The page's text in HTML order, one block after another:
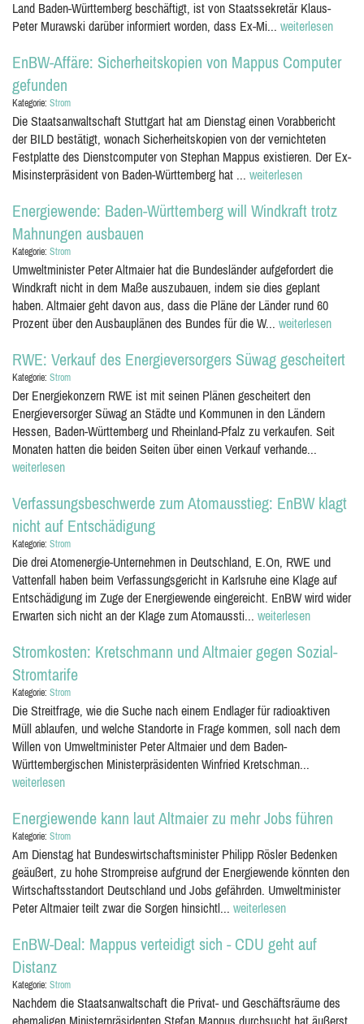
Land Baden-Württemberg beschäftigt, ist von Staatssekretär Klaus-
Peter Murawski darüber informiert worden, dass Ex-Mi... weiterlesen
EnBW-Affäre: Sicherheitskopien von Mappus Computer
gefunden
Kategorie: Strom
Die Staatsanwaltschaft Stuttgart hat am Dienstag einen Vorabbericht
der BILD bestätigt, wonach Sicherheitskopien von der vernichteten
Festplatte des Dienstcomputer von Stephan Mappus existieren. Der Ex-
Misinsterpräsident von Baden-Württemberg hat ... weiterlesen
Energiewende: Baden-Württemberg will Windkraft trotz
Mahnungen ausbauen
Kategorie: Strom
Umweltminister Peter Altmaier hat die Bundesländer aufgefordert die
Windkraft nicht in dem Maße auszubauen, indem sie dies geplant
haben. Altmaier geht davon aus, dass die Pläne der Länder rund 60
Prozent über den Ausbauplänen des Bundes für die W... weiterlesen
RWE: Verkauf des Energieversorgers Süwag gescheitert
Kategorie: Strom
Der Energiekonzern RWE ist mit seinen Plänen gescheitert den
Energieversorger Süwag an Städte und Kommunen in den Ländern
Hessen, Baden-Württemberg und Rheinland-Pfalz zu verkaufen. Seit
Monaten hatten die beiden Seiten über einen Verkauf verhande...
weiterlesen
Verfassungsbeschwerde zum Atomausstieg: EnBW klagt
nicht auf Entschädigung
Kategorie: Strom
Die drei Atomenergie-Unternehmen in Deutschland, E.On, RWE und
Vattenfall haben beim Verfassungsgericht in Karlsruhe eine Klage auf
Entschädigung im Zuge der Energiewende eingereicht. EnBW wird wider
Erwarten sich nicht an der Klage zum Atomaussti... weiterlesen
Stromkosten: Kretschmann und Altmaier gegen Sozial-
Stromtarife
Kategorie: Strom
Die Streitfrage, wie die Suche nach einem Endlager für radioaktiven
Müll ablaufen, und welche Standorte in Frage kommen, soll nach dem
Willen von Umweltminister Peter Altmaier und dem Baden-
Württembergischen Ministerpräsidenten Winfried Kretschman...
weiterlesen
Energiewende kann laut Altmaier zu mehr Jobs führen
Kategorie: Strom
Am Dienstag hat Bundeswirtschaftsminister Philipp Rösler Bedenken
geäußert, zu hohe Strompreise aufgrund der Energiewende könnten den
Wirtschaftsstandort Deutschland und Jobs gefährden. Umweltminister
Peter Altmaier teilt zwar die Sorgen hinsichtl... weiterlesen
EnBW-Deal: Mappus verteidigt sich - CDU geht auf
Distanz
Kategorie: Strom
Nachdem die Staatsanwaltschaft die Privat- und Geschäftsräume des
ehemaligen Ministerpräsidenten Stefan Mappus durchsucht hat äußerst